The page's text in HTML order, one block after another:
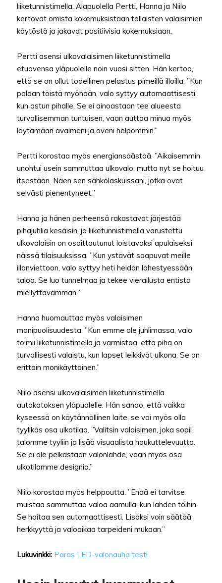
liiketunnistimella. Alapuolella Pertti, Hanna ja Niilo
kertovat omista kokemuksistaan tällaisten valaisimien
käytöstä ja jakavat positiivisia kokemuksiaan.
Pertti asensi ulkovalaisimen liiketunnistimella
etuovensa yläpuolelle noin vuosi sitten. Hän kertoo,
että se on ollut todellinen pelastus pimeillä illoilla. ”Kun
palaan töistä myöhään, valo syttyy automaattisesti,
kun astun pihalle. Se ei ainoastaan tee alueesta
turvallisemman tuntuisen, vaan auttaa minua myös
löytämään avaimeni ja oveni helpommin.”
Pertti korostaa myös energiansäästöä. ”Aikaisemmin
unohtui usein sammuttaa ulkovalo, mutta nyt se hoituu
itsestään. Näen sen sähkölaskuissani, jotka ovat
selvästi pienentyneet.”
Hanna ja hänen perheensä rakastavat järjestää
pihajuhlia kesäisin, ja liiketunnistimella varustettu
ulkovalaisin on osoittautunut loistavaksi apulaiseksi
näissä tilaisuuksissa. ”Kun ystävät saapuvat meille
illanviettoon, valo syttyy heti heidän lähestyessään
taloa. Se luo tunnelmaa ja tekee vierailusta entistä
miellyttävämmän.”
Hanna huomauttaa myös valaisimen
monipuolisuudesta. ”Kun emme ole juhlimassa, valo
toimii liiketunnistimella ja varmistaa, että piha on
turvallisesti valaistu, kun lapset leikkivät ulkona. Se on
erittäin monikäyttöinen.”
Niilo asensi ulkovalaisimen liiketunnistimella
autokatoksen yläpuolelle. Hän sanoo, että vaikka
kyseessä on käytännöllinen laite, se voi myös olla
tyylikäs osa ulkotilaa. ”Valitsin valaisimen, joka sopii
talomme tyyliin ja lisää visuaalista houkuttelevuutta.
Se ei ole pelkästään valonlähde, vaan myös osa
ulkotilamme designia.”
Niilo korostaa myös helppoutta. ”Enää ei tarvitse
muistaa sammuttaa valoa aamulla, kun lähden töihin.
Se hoitaa sen automaattisesti. Lisäksi voin säätää
herkkyyttä ja valoaikaa tarpeideni mukaan.”
Lukuvinkki: Paras LED-valonauha testi